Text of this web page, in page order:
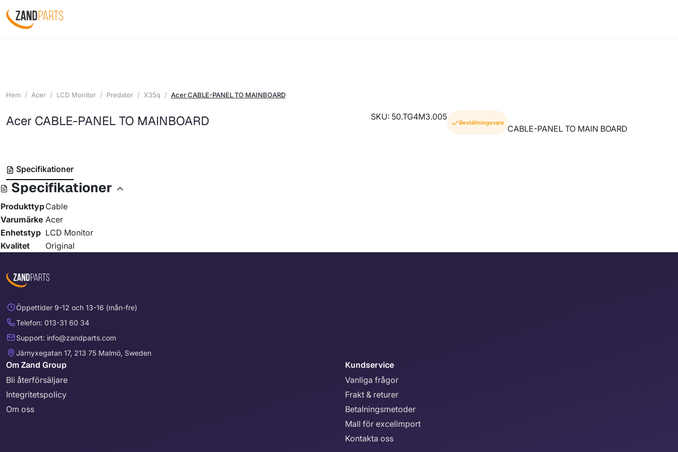
Hem Acer LCD Monitor Predator X35q Acer CABLE-PANEL TO MAINBOARD
Acer CABLE-PANEL TO MAINBOARD SKU: 50.TG4M3.005
Beställningsvara
CABLE-PANEL TO MAIN BOARD
Specifikationer
Specifikationer
ProdukttypCable
Varumärke Acer
Enhetstyp LCD Monitor
Kvalitet
Original
Öppettider 9-12 och 13-16 (mån-fre)
Telefon: 013-31 60 34
Support: info@zandparts.com
Järnyxegatan 17, 213 75 Malmö, Sweden
Om Zand Group
Bli återförsäljare
Integritetspolicy
Om oss
Kundservice
Vanliga frågor
Frakt & returer
Betalningsmetoder
Mall för excelimport
Kontakta oss